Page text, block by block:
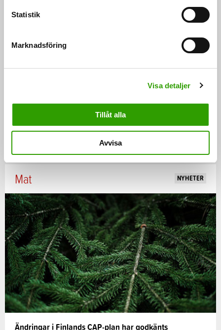
Statistik
Marknadsföring
Visa detaljer
Tillåt alla
Avvisa
förenkling av den gemensamma jordbrukspolitiken,
Europeiska unionens råd (jordbruk och fiske)
sammanträdde i Bryssel den 26 maj. Ministrarna
fortsatte diskussionen om…
Ändringar i Finlands CAP-plan har godkänts
Mat NYHETER